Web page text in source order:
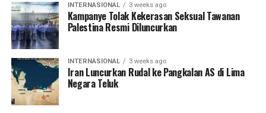
INTERNASIONAL 3 weeks ago
Kampanye Tolak Kekerasan Seksual Tawanan
Palestina Resmi Diluncurkan
INTERNASIONAL 3 weeks ago
Iran Luncurkan Rudal ke Pangkalan AS di Lima
Negara Teluk